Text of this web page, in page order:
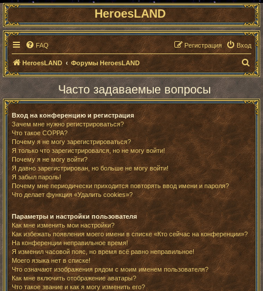
HeroesLAND
FAQ Вход
Регистрация
HeroesLAND Форумы HeroesLAND
П
о
с
Часто задаваемые вопросы
Вход на конференцию и регистрация
Зачем мне нужно регистрироваться?
Что такое COPPA?
Почему я не могу зарегистрироваться?
Я только что зарегистрировался, но не могу войти!
Почему я не могу войти?
Я давно зарегистрирован, но больше не могу войти!
Я забыл пароль!
Почему мне периодически приходится повторять ввод имени и пароля?
Что делает функция «Удалить cookies»?
Параметры и настройки пользователя
Как мне изменить мои настройки?
Как избежать появления моего имени в списке «Кто сейчас на конференции»?
На конференции неправильное время!
Я изменил часовой пояс, но время всё равно неправильное!
Моего языка нет в списке!
Что означают изображения рядом с моим именем пользователя?
Как мне включить отображение аватары?
Что такое звание и как я могу изменить его?